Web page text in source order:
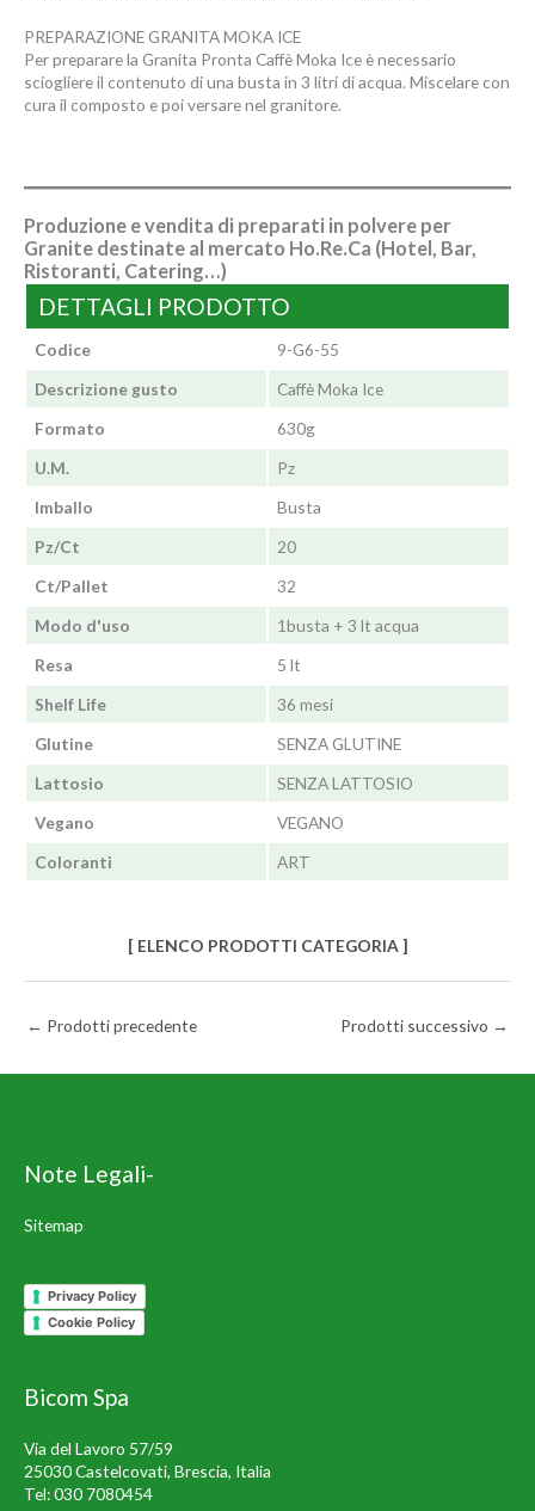
PREPARAZIONE GRANITA MOKA ICE
Per preparare la Granita Pronta Caffè Moka Ice è necessario
sciogliere il contenuto di una busta in 3 litri di acqua. Miscelare con
cura il composto e poi versare nel granitore.
Produzione e vendita di preparati in polvere per
Granite destinate al mercato Ho.Re.Ca (Hotel, Bar,
Ristoranti, Catering…)
DETTAGLI PRODOTTO
Codice
9-G6-55
Descrizione gusto
Caffè Moka Ice
Formato
630g
U.M.
Pz
Imballo
Busta
Pz/Ct
20
Ct/Pallet
32
Modo d'uso
1busta + 3 lt acqua
Resa
5 lt
Shelf Life
36 mesi
Glutine
SENZA GLUTINE
Lattosio
SENZA LATTOSIO
Vegano
VEGANO
Coloranti
ART
[ ELENCO PRODOTTI CATEGORIA ]
← Prodotti precedente Prodotti successivo →
Note Legali-
Sitemap
Privacy Policy
Cookie Policy
Bicom Spa
Via del Lavoro 57/59
25030 Castelcovati, Brescia, Italia
Tel:030 7080454